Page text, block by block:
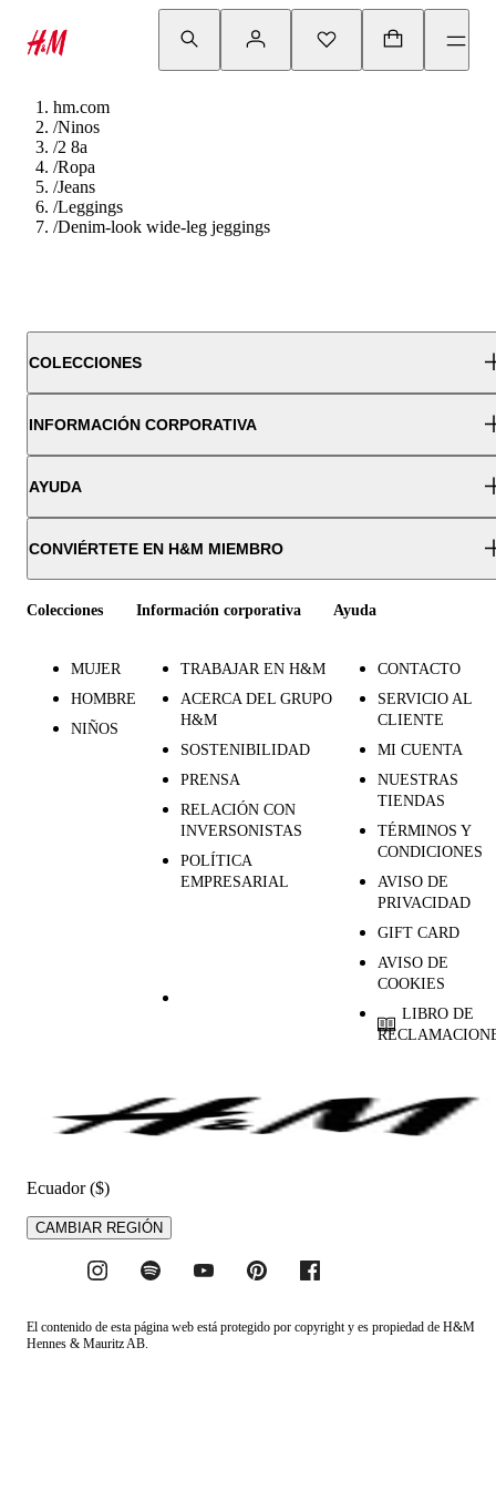
hm.com
/Ninos
/2 8a
/Ropa
/Jeans
/Leggings
/Denim-look wide-leg jeggings
COLECCIONES
INFORMACIÓN CORPORATIVA
AYUDA
CONVIÉRTETE EN H&M MIEMBRO
Colecciones
MUJER
HOMBRE
NIÑOS
Información corporativa
TRABAJAR EN H&M
ACERCA DEL GRUPO
H&M
SOSTENIBILIDAD
PRENSA
RELACIÓN CON
INVERSONISTAS
POLÍTICA
EMPRESARIAL
Ayuda
CONTACTO
SERVICIO AL
CLIENTE
MI CUENTA
NUESTRAS
TIENDAS
TÉRMINOS Y
CONDICIONES
AVISO DE
PRIVACIDAD
GIFT CARD
AVISO DE
COOKIES
LIBRO DE
Ecuador ($)
CAMBIAR REGIÓN
El contenido de esta página web está protegido por copyright y es propiedad de H&M
Hennes & Mauritz AB.